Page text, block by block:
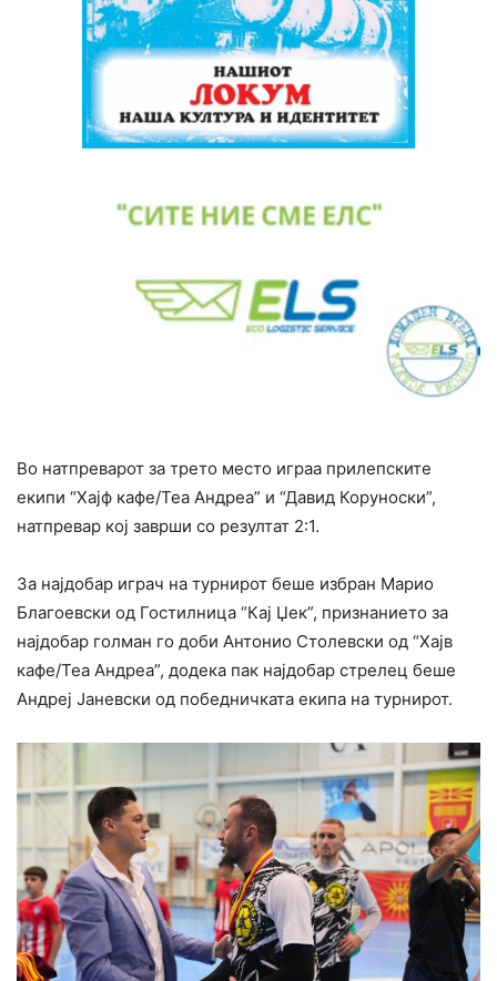
Во натпреварот за трето место играа прилепските
екипи “Хајф кафе/Теа Андреа” и “Давид Коруноски”,
натпревар кој заврши со резултат 2:1.
За најдобар играч на турнирот беше избран Марио
Благоевски од Гостилница “Кај Џек”, признанието за
најдобар голман го доби Антонио Столевски од “Хајв
кафе/Теа Андреа”, додека пак најдобар стрелец беше
Андреј Јаневски од победничката екипа на турнирот.